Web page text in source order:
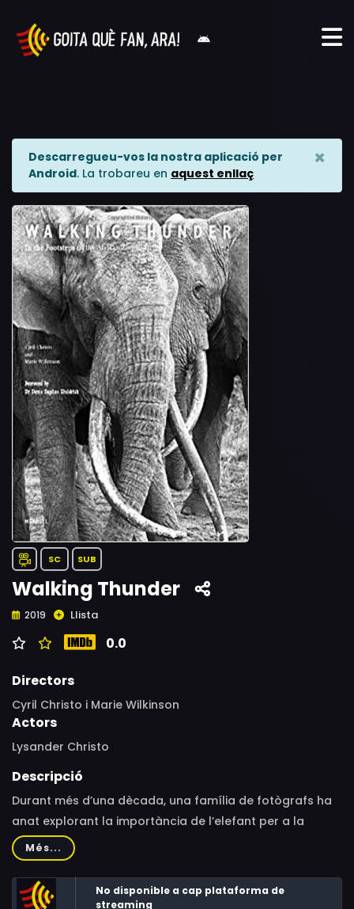
Descarregueu-vos la nostra aplicació per
Android. La trobareu en aquest enllaç
×
SC SUB
Walking Thunder
2019 Llista
0.0
Directors
Cyril Christo i Marie Wilkinson
Actors
Lysander Christo
Descripció
Durant més d’una dècada, una família de fotògrafs ha
anat explorant la importància de l’elefant per a la
població de l’Àfrica, per a la vida salvatge i per al món
en general.
Més...
No disponible a cap plataforma de
streaming